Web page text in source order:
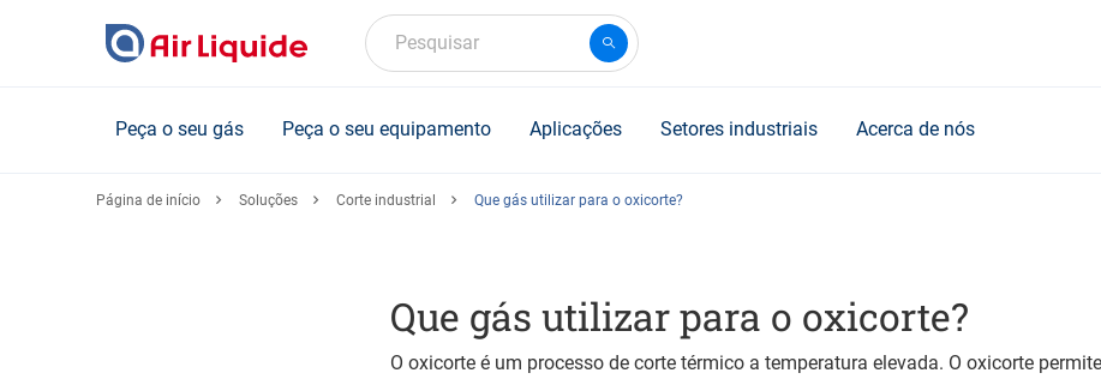
Pesquisar
Peça o seu gás Peça o seu equipamento Aplicações Setores industriais Acerca de nós
Página de início Soluções Corte industrial Que gás utilizar para o oxicorte?
Que gás utilizar para o oxicorte?
O oxicorte é um processo de corte térmico a temperatura elevada. O oxicorte